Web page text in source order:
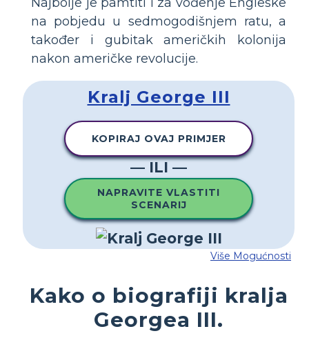
na pobjedu u sedmogodišnjem ratu, a
također i gubitak američkih kolonija
nakon američke revolucije.
Kralj George III
KOPIRAJ OVAJ PRIMJER
— ILI —
NAPRAVITE VLASTITI
SCENARIJ
Više Mogućnosti
Kako o biografiji kralja
Georgea III.